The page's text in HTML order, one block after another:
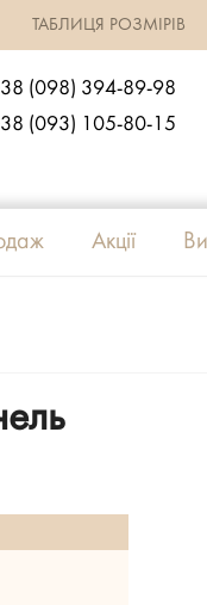
ТАБЛИЦЯ РОЗМІРІВ
(098) 394-89-98
(093) 105-80-15
Акції